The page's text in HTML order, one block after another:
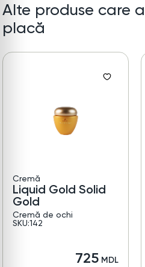
Alte produse care
placă
Cremă
Liquid Gold Solid
Gold
Cremă de ochi
SKU:142
725